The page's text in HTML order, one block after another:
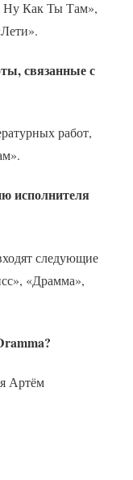
Ну Как Ты Там»,
связанные с
работ,
исполнителя
следующие
«Драмма»,
Артём